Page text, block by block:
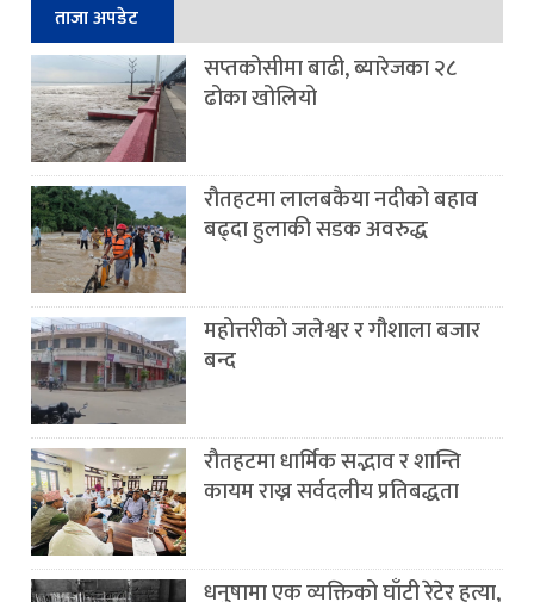
ताजा अपडेट
सप्तकोसीमा बाढी, ब्यारेजका २८
ढोका खोलियो
रौतहटमा लालबकैया नदीको बहाव
बढ्दा हुलाकी सडक अवरुद्ध
महोत्तरीको जलेश्वर र गौशाला बजार
बन्द
रौतहटमा धार्मिक सद्भाव र शान्ति
कायम राख्न सर्वदलीय प्रतिबद्धता
धनुषामा एक व्यक्तिको घाँटी रेटेर हत्या,